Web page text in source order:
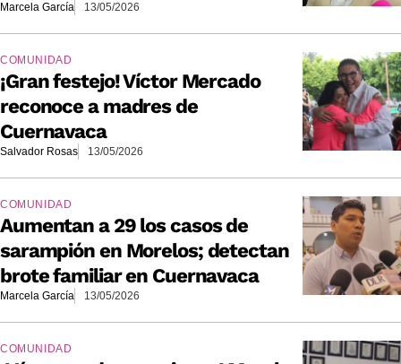
Marcela García 13/05/2026
COMUNIDAD
¡Gran festejo! Víctor Mercado
reconoce a madres de
Cuernavaca
Salvador Rosas 13/05/2026
COMUNIDAD
Aumentan a 29 los casos de
sarampión en Morelos; detectan
brote familiar en Cuernavaca
Marcela García 13/05/2026
COMUNIDAD